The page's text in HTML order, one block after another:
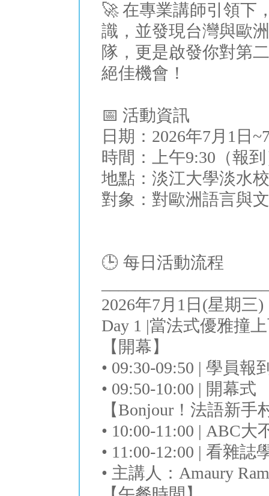
🚀 在專業講師引領下
識，並發現台灣與歐
隊，更是啟發你對第
絕佳機會！
📅 活動資訊
日期：2026年7月1日
時間：上午9:30（報
地點：淡江大學淡水
對象：對歐洲語言與
🕒 每日活動流程
2026年7月1日(星期三)
Day 1 |當法式優雅撞
【開幕】
• 09:30-09:50 | 學員報
• 09:50-10:00 | 開幕式
【Bonjour！法語新
• 10:00-11:00 | ABC
• 11:00-12:00 | 看雜
• 主講人：Amaury